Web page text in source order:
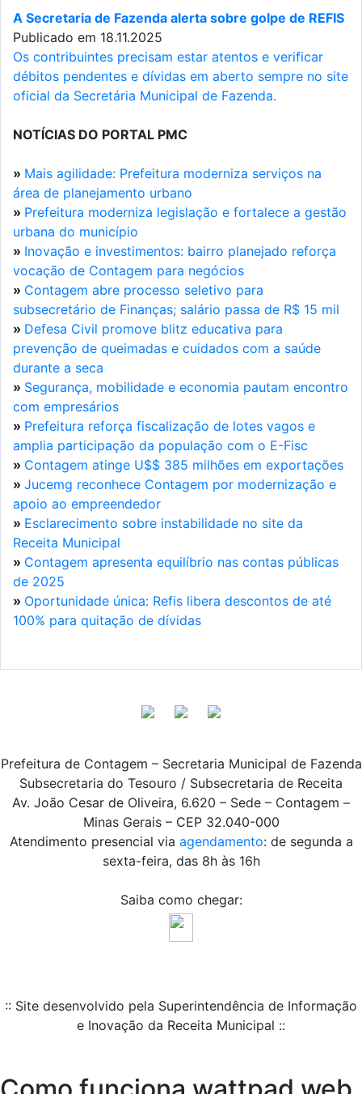
A Secretaria de Fazenda alerta sobre golpe de REFIS
Publicado em 18.11.2025
Os contribuintes precisam estar atentos e verificar
débitos pendentes e dívidas em aberto sempre no site
oficial da Secretária Municipal de Fazenda.
NOTÍCIAS DO PORTAL PMC
» Mais agilidade: Prefeitura moderniza serviços na
área de planejamento urbano
» Prefeitura moderniza legislação e fortalece a gestão
urbana do município
» Inovação e investimentos: bairro planejado reforça
vocação de Contagem para negócios
» Contagem abre processo seletivo para
subsecretário de Finanças; salário passa de R$ 15 mil
» Defesa Civil promove blitz educativa para
prevenção de queimadas e cuidados com a saúde
durante a seca
» Segurança, mobilidade e economia pautam encontro
com empresários
» Prefeitura reforça fiscalização de lotes vagos e
amplia participação da população com o E-Fisc
» Contagem atinge U$$ 385 milhões em exportações
» Jucemg reconhece Contagem por modernização e
apoio ao empreendedor
» Esclarecimento sobre instabilidade no site da
Receita Municipal
» Contagem apresenta equilíbrio nas contas públicas
de 2025
» Oportunidade única: Refis libera descontos de até
100% para quitação de dívidas
Prefeitura de Contagem – Secretaria Municipal de Fazenda
Subsecretaria do Tesouro / Subsecretaria de Receita
Av. João Cesar de Oliveira, 6.620 – Sede – Contagem –
Minas Gerais – CEP 32.040-000
Atendimento presencial via agendamento: de segunda a
sexta-feira, das 8h às 16h
Saiba como chegar:
:: Site desenvolvido pela Superintendência de Informação
e Inovação da Receita Municipal ::